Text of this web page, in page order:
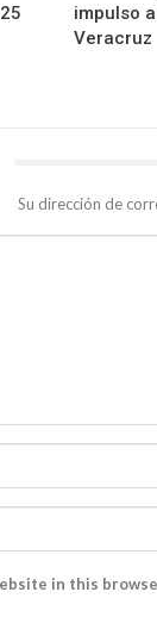
impulso
Veracruz
Su dirección de
in this